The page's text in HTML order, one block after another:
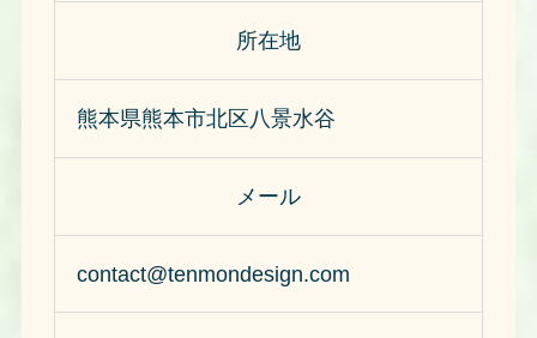
所在地
熊本県熊本市北区八景水谷
メール
contact@tenmondesign.com